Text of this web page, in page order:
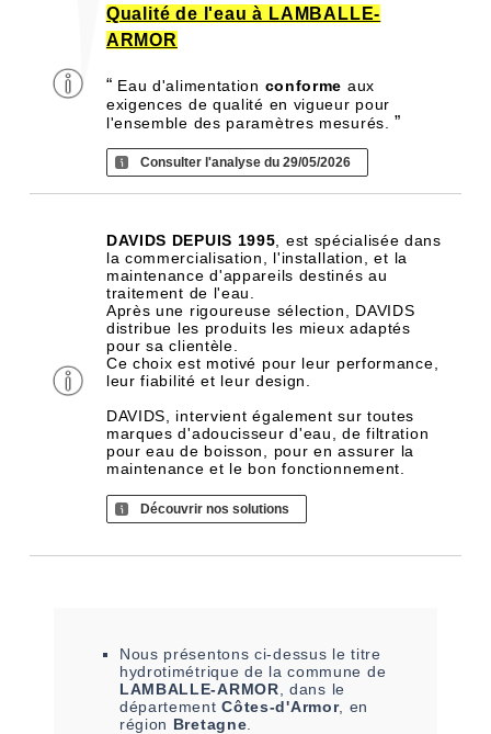
Qualité de l'eau à LAMBALLE-
ARMOR
“ Eau d'alimentation conforme aux
exigences de qualité en vigueur pour
l'ensemble des paramètres mesurés.”
Consulter l'analyse du 29/05/2026
DAVIDS DEPUIS 1995 , est spécialisée dans
la commercialisation, l'installation, et la
maintenance d'appareils destinés au
traitement de l'eau.
Après une rigoureuse sélection, DAVIDS
distribue les produits les mieux adaptés
pour sa clientèle.
Ce choix est motivé pour leur performance,
leur fiabilité et leur design.
DAVIDS, intervient également sur toutes
marques d'adoucisseur d'eau, de filtration
pour eau de boisson, pour en assurer la
maintenance et le bon fonctionnement.
Découvrir nos solutions
Nous présentons ci-dessus le titre
hydrotimétrique de la commune de
LAMBALLE-ARMOR , dans le
départementCôtes-d'Armor, en
région Bretagne